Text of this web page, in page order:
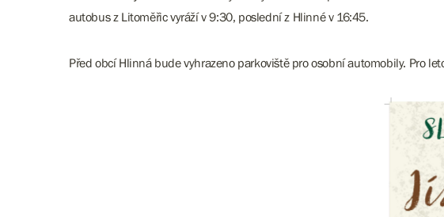
autobus z Litoměřic vyráží v 9:30, poslední z Hlinné v 16:45.
Před obcí Hlinná bude vyhrazeno parkoviště pro osobní automobily. Pro